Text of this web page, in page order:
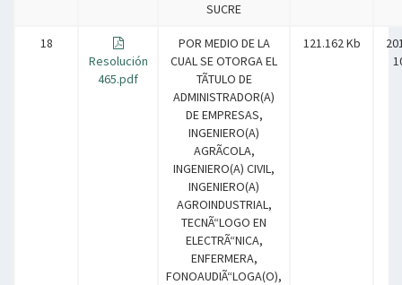
SUCRE
18
Resolución
465.pdf
POR MEDIO DE LA
CUAL SE OTORGA EL
TÃTULO DE
ADMINISTRADOR(A)
DE EMPRESAS,
INGENIERO(A)
AGRÃCOLA,
INGENIERO(A) CIVIL,
INGENIERO(A)
AGROINDUSTRIAL,
TECNÃ“LOGO EN
ELECTRÃ“NICA,
ENFERMERA,
FONOAUDIÃ“LOGA(O),
121.162 Kb